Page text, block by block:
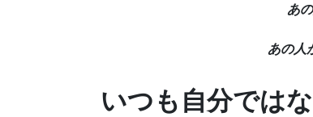
あ
あの人
いつも自分では